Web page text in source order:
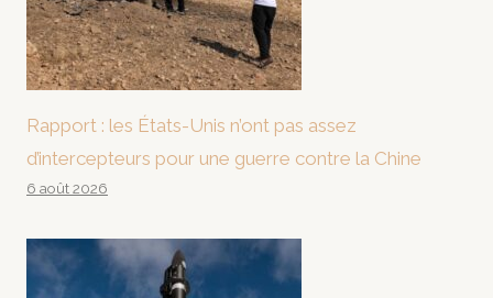
Rapport : les États-Unis n’ont pas assez
d’intercepteurs pour une guerre contre la Chine
6 août 2026